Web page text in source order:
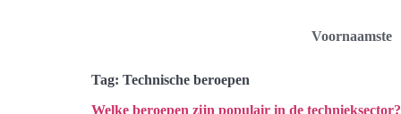
Voornaamste
Tag: Technische beroepen
Welke beroepen zijn populair in de technieksector?